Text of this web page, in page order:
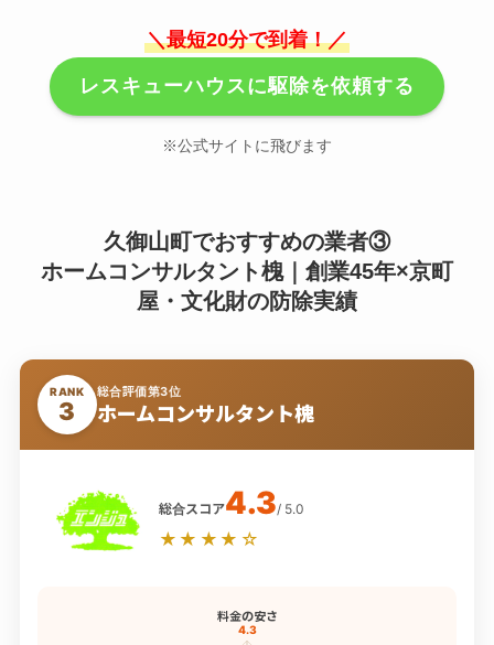
＼最短20分で到着！／
レスキューハウスに駆除を依頼する
※公式サイトに飛びます
久御山町でおすすめの業者③
ホームコンサルタント槐｜創業45年×京町
屋・文化財の防除実績
RANK
3
総合評価第3位
ホームコンサルタント槐
総合スコア4.3/ 5.0
★★★★☆
料金の安さ
4.3